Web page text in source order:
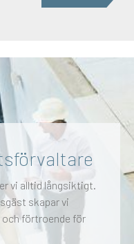
vi alltid långsiktigt.
skapar vi
förtroende för